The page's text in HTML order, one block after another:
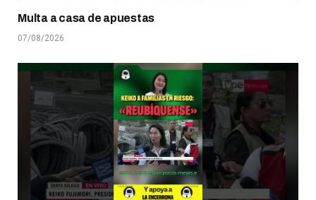
Multa a casa de apuestas
07/08/2026